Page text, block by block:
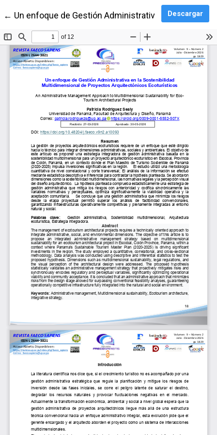
← Volver a los detalles del artículo
Un enfoque de Gestión Administrativa en laDescargar